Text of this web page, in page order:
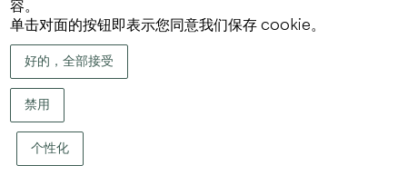
隐私政策
容。
单击对面的按钮即表示您同意我们保存 cookie。
好的，全部接受
禁用
个性化